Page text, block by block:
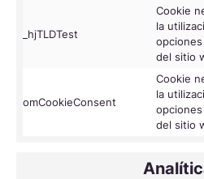
_hjTLDTest
Cookie
la
del sitio
omCookieConsent
Cookie
la
del sitio